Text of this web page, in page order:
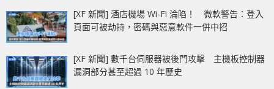
[XF 新聞] 酒店機場 Wi-Fi 淪陷！ 微軟警告：登入
頁面可被劫持，密碼與惡意軟件一併中招
[XF 新聞] 數千台伺服器被後門攻擊 主機板控制器
漏洞部分甚至超過 10 年歷史